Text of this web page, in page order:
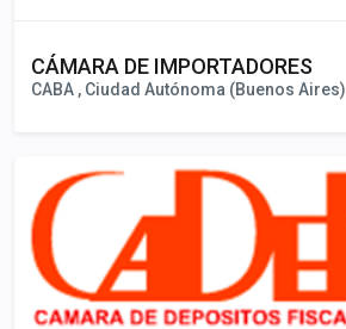
CÁMARA DE IMPORTADORES
CABA , Ciudad Autónoma (Buenos Aires)